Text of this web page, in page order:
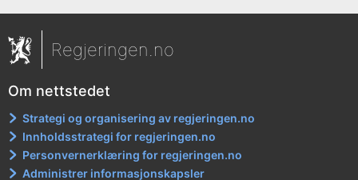
Regjeringen.no
Om nettstedet
Strategi og organisering av regjeringen.no
Innholdsstrategi for regjeringen.no
Personvernerklæring for regjeringen.no
Administrer informasjonskapsler